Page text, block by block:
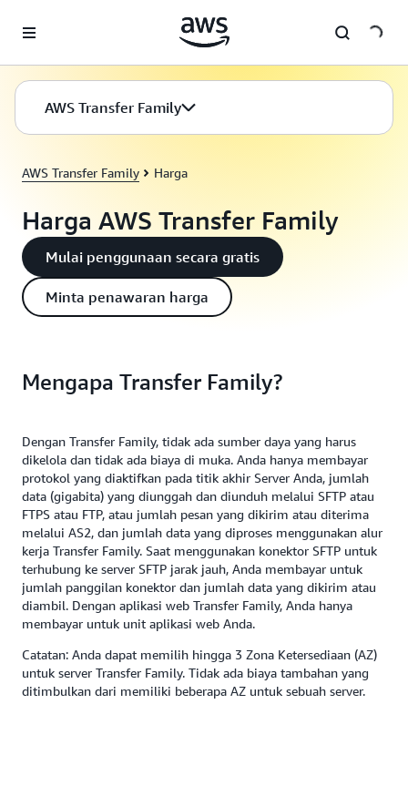
AWS Transfer Family
AWS Transfer Family Harga
Harga AWS Transfer Family
Mulai penggunaan secara gratis
Minta penawaran harga
Mengapa Transfer Family?
Dengan Transfer Family, tidak ada sumber daya yang harus
dikelola dan tidak ada biaya di muka. Anda hanya membayar
protokol yang diaktifkan pada titik akhir Server Anda, jumlah
data (gigabita) yang diunggah dan diunduh melalui SFTP atau
FTPS atau FTP, atau jumlah pesan yang dikirim atau diterima
melalui AS2, dan jumlah data yang diproses menggunakan alur
kerja Transfer Family. Saat menggunakan konektor SFTP untuk
terhubung ke server SFTP jarak jauh, Anda membayar untuk
jumlah panggilan konektor dan jumlah data yang dikirim atau
diambil. Dengan aplikasi web Transfer Family, Anda hanya
membayar untuk unit aplikasi web Anda.
Catatan: Anda dapat memilih hingga 3 Zona Ketersediaan (AZ)
untuk server Transfer Family. Tidak ada biaya tambahan yang
ditimbulkan dari memiliki beberapa AZ untuk sebuah server.